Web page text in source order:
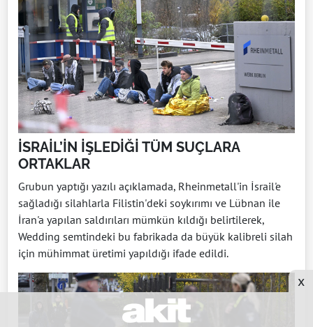
İSRAİL’İN İŞLEDİĞİ TÜM SUÇLARA
ORTAKLAR
Grubun yaptığı yazılı açıklamada, Rheinmetall'in İsrail'e
sağladığı silahlarla Filistin'deki soykırımı ve Lübnan ile
İran'a yapılan saldırıları mümkün kıldığı belirtilerek,
Wedding semtindeki bu fabrikada da büyük kalibreli silah
için mühimmat üretimi yapıldığı ifade edildi.
x